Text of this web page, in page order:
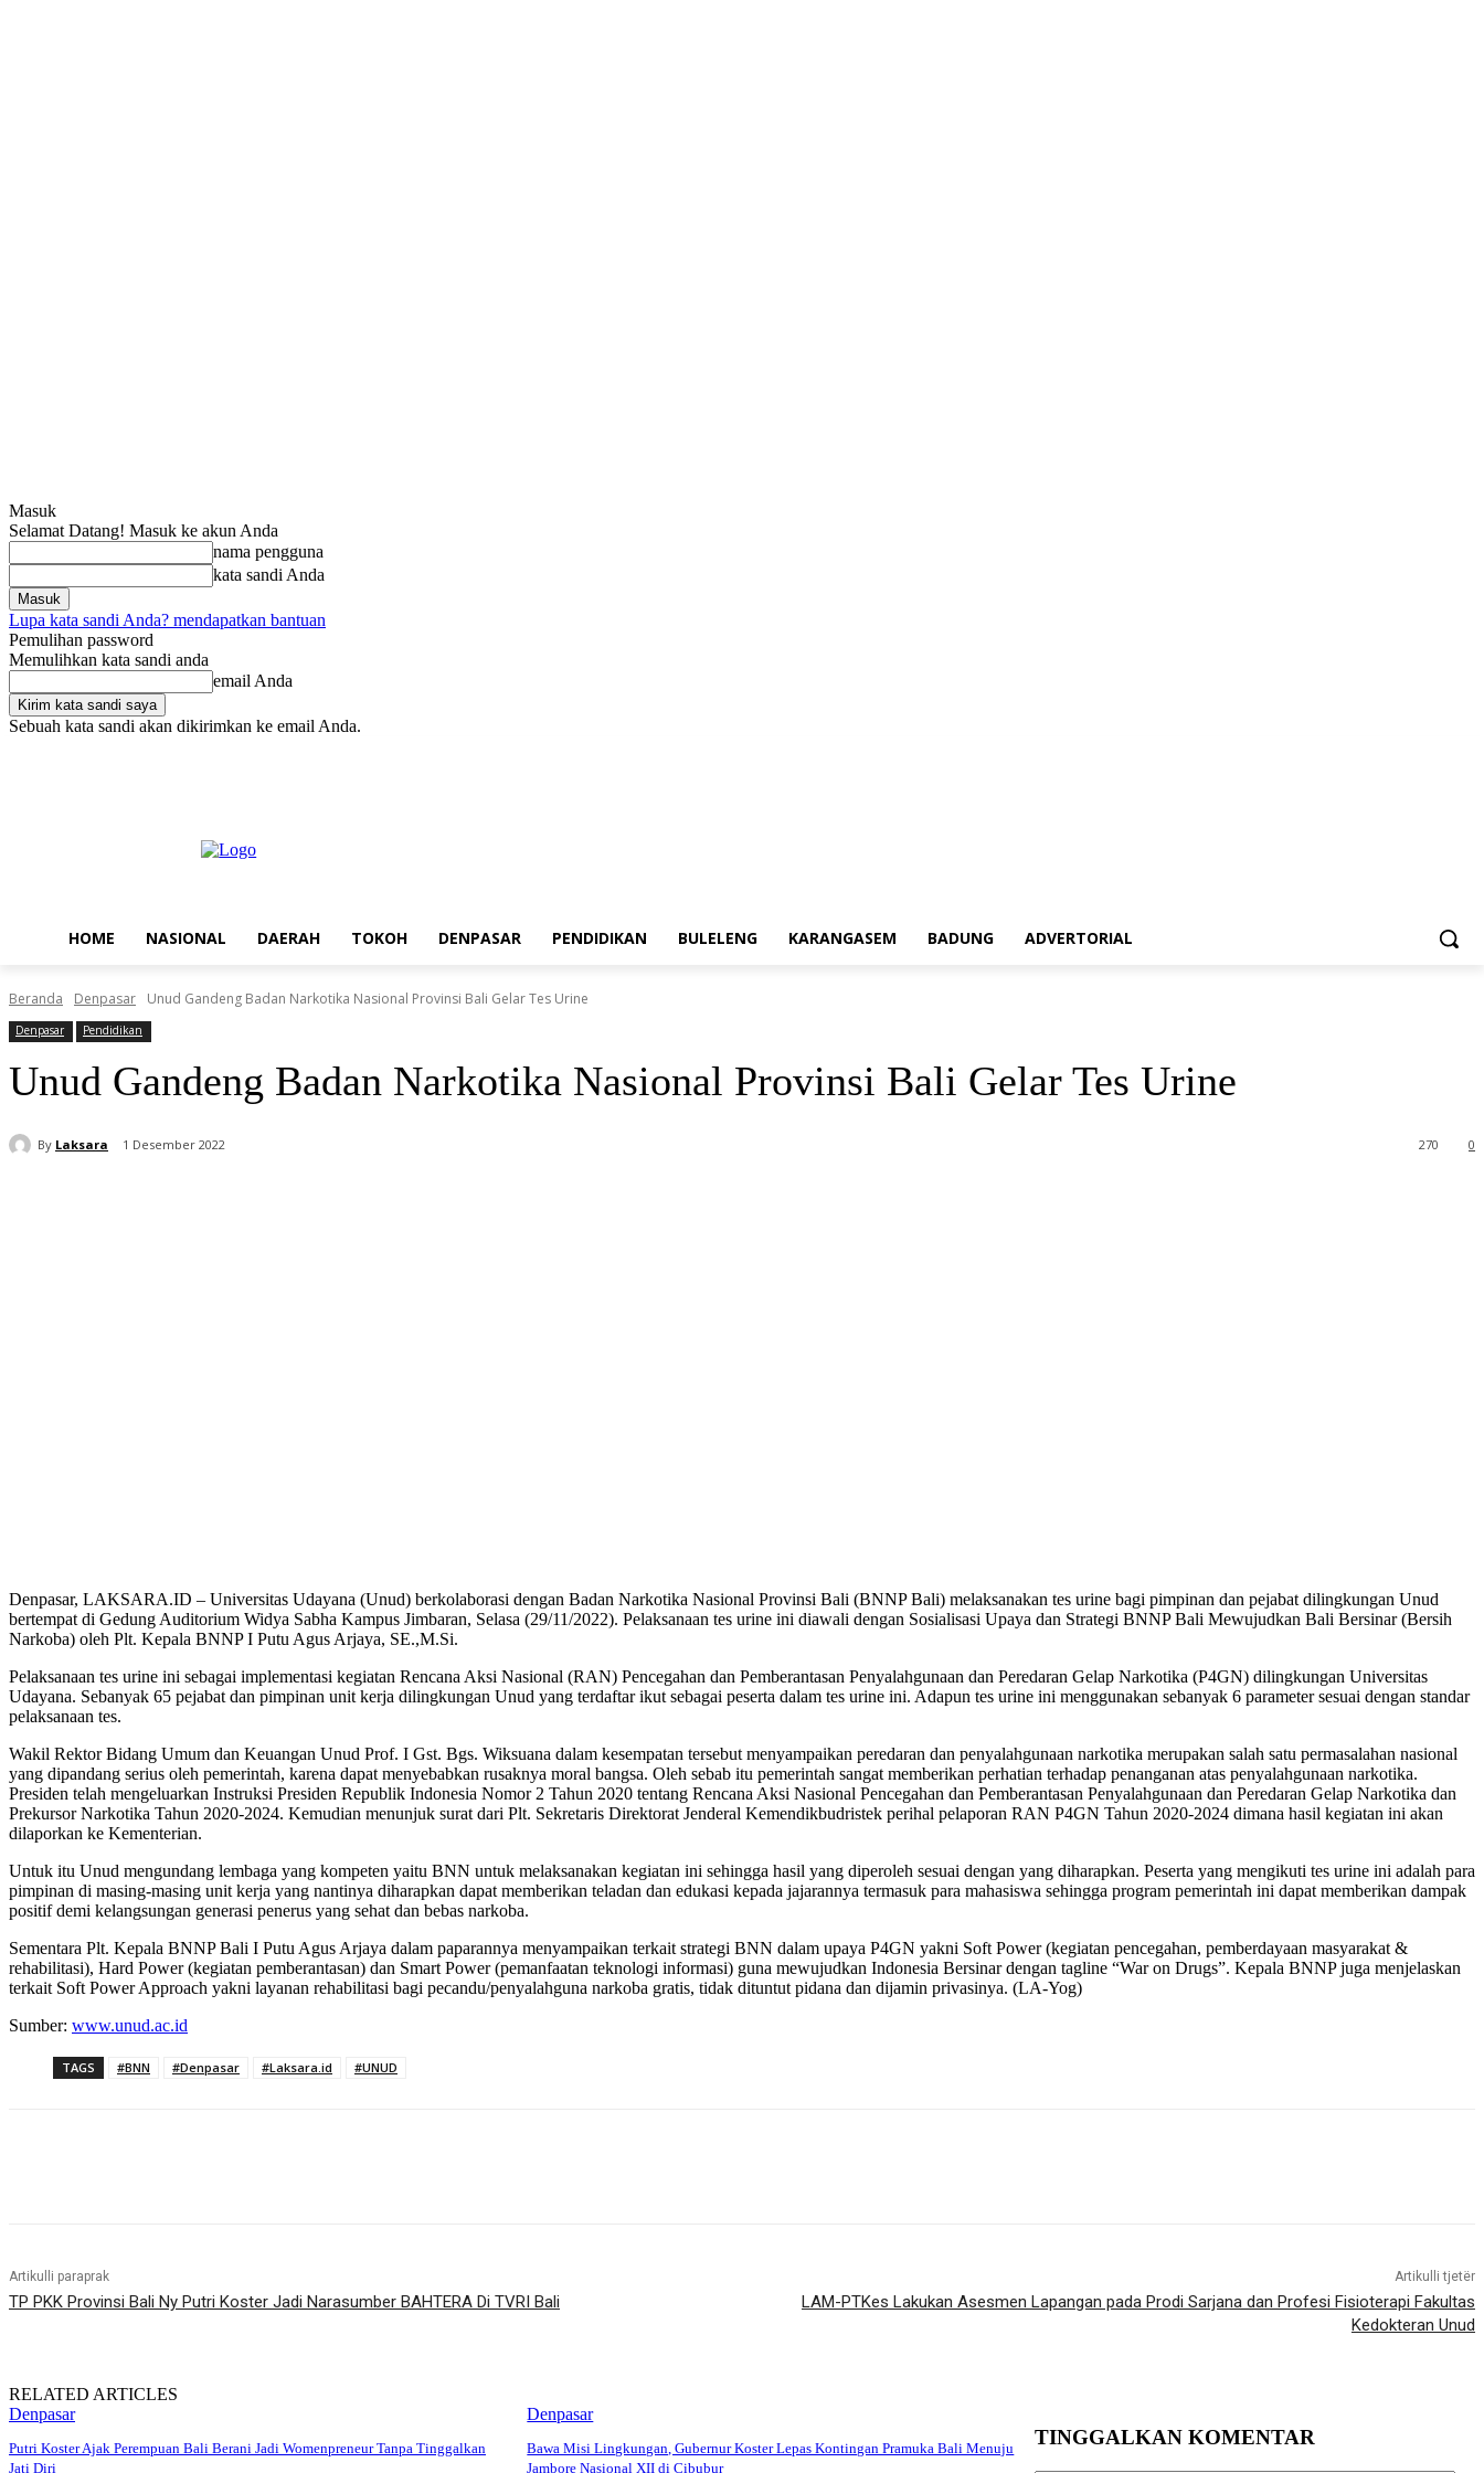
Masuk
Selamat Datang! Masuk ke akun Anda
nama pengguna
kata sandi Anda
Lupa kata sandi Anda? mendapatkan bantuan
Pemulihan password
Memulihkan kata sandi anda
email Anda
Sebuah kata sandi akan dikirimkan ke email Anda.
HOME NASIONAL DAERAH TOKOH DENPASAR PENDIDIKAN BULELENG KARANGASEM BADUNG ADVERTORIAL
Beranda Denpasar Unud Gandeng Badan Narkotika Nasional Provinsi Bali Gelar Tes Urine
Denpasar Pendidikan
Unud Gandeng Badan Narkotika Nasional Provinsi Bali Gelar Tes Urine
By Laksara 1 Desember 2022 0
270
Denpasar, LAKSARA.ID – Universitas Udayana (Unud) berkolaborasi dengan Badan Narkotika Nasional Provinsi Bali (BNNP Bali) melaksanakan tes urine bagi pimpinan dan pejabat dilingkungan Unud
bertempat di Gedung Auditorium Widya Sabha Kampus Jimbaran, Selasa (29/11/2022). Pelaksanaan tes urine ini diawali dengan Sosialisasi Upaya dan Strategi BNNP Bali Mewujudkan Bali Bersinar (Bersih
Narkoba) oleh Plt. Kepala BNNP I Putu Agus Arjaya, SE.,M.Si.
Pelaksanaan tes urine ini sebagai implementasi kegiatan Rencana Aksi Nasional (RAN) Pencegahan dan Pemberantasan Penyalahgunaan dan Peredaran Gelap Narkotika (P4GN) dilingkungan Universitas
Udayana. Sebanyak 65 pejabat dan pimpinan unit kerja dilingkungan Unud yang terdaftar ikut sebagai peserta dalam tes urine ini. Adapun tes urine ini menggunakan sebanyak 6 parameter sesuai dengan standar
pelaksanaan tes.
Wakil Rektor Bidang Umum dan Keuangan Unud Prof. I Gst. Bgs. Wiksuana dalam kesempatan tersebut menyampaikan peredaran dan penyalahgunaan narkotika merupakan salah satu permasalahan nasional
yang dipandang serius oleh pemerintah, karena dapat menyebabkan rusaknya moral bangsa. Oleh sebab itu pemerintah sangat memberikan perhatian terhadap penanganan atas penyalahgunaan narkotika.
Presiden telah mengeluarkan Instruksi Presiden Republik Indonesia Nomor 2 Tahun 2020 tentang Rencana Aksi Nasional Pencegahan dan Pemberantasan Penyalahgunaan dan Peredaran Gelap Narkotika dan
Prekursor Narkotika Tahun 2020-2024. Kemudian menunjuk surat dari Plt. Sekretaris Direktorat Jenderal Kemendikbudristek perihal pelaporan RAN P4GN Tahun 2020-2024 dimana hasil kegiatan ini akan
dilaporkan ke Kementerian.
Untuk itu Unud mengundang lembaga yang kompeten yaitu BNN untuk melaksanakan kegiatan ini sehingga hasil yang diperoleh sesuai dengan yang diharapkan. Peserta yang mengikuti tes urine ini adalah para
pimpinan di masing-masing unit kerja yang nantinya diharapkan dapat memberikan teladan dan edukasi kepada jajarannya termasuk para mahasiswa sehingga program pemerintah ini dapat memberikan dampak
positif demi kelangsungan generasi penerus yang sehat dan bebas narkoba.
Sementara Plt. Kepala BNNP Bali I Putu Agus Arjaya dalam paparannya menyampaikan terkait strategi BNN dalam upaya P4GN yakni Soft Power (kegiatan pencegahan, pemberdayaan masyarakat &
rehabilitasi), Hard Power (kegiatan pemberantasan) dan Smart Power (pemanfaatan teknologi informasi) guna mewujudkan Indonesia Bersinar dengan tagline “War on Drugs”. Kepala BNNP juga menjelaskan
terkait Soft Power Approach yakni layanan rehabilitasi bagi pecandu/penyalahguna narkoba gratis, tidak dituntut pidana dan dijamin privasinya. (LA-Yog)
Sumber: www.unud.ac.id
TAGS #BNN #Denpasar #Laksara.id #UNUD
Artikulli paraprak
TP PKK Provinsi Bali Ny Putri Koster Jadi Narasumber BAHTERA Di TVRI Bali
Artikulli tjetër
LAM-PTKes Lakukan Asesmen Lapangan pada Prodi Sarjana dan Profesi Fisioterapi Fakultas
Kedokteran Unud
RELATED ARTICLES
Denpasar
Putri Koster Ajak Perempuan Bali Berani Jadi Womenpreneur Tanpa Tinggalkan
Jati Diri
Denpasar
Bawa Misi Lingkungan, Gubernur Koster Lepas Kontingan Pramuka Bali Menuju
Jambore Nasional XII di Cibubur
TINGGALKAN KOMENTAR